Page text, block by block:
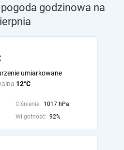
godzinowa na
12°C
umiarkowane
Ciśnienie: 1017 hPa
Wilgotność: 92%